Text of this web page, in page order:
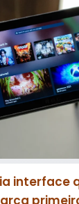
interface